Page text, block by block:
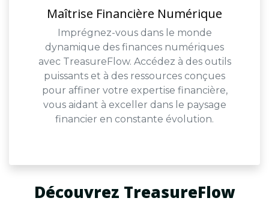
Maîtrise Financière Numérique
Imprégnez-vous dans le monde
dynamique des finances numériques
avec TreasureFlow. Accédez à des outils
puissants et à des ressources conçues
pour affiner votre expertise financière,
vous aidant à exceller dans le paysage
financier en constante évolution.
Découvrez TreasureFlow